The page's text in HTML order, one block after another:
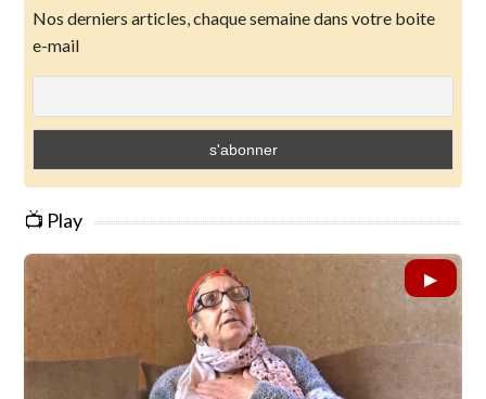
Nos derniers articles, chaque semaine dans votre boite
e-mail
📺 Play